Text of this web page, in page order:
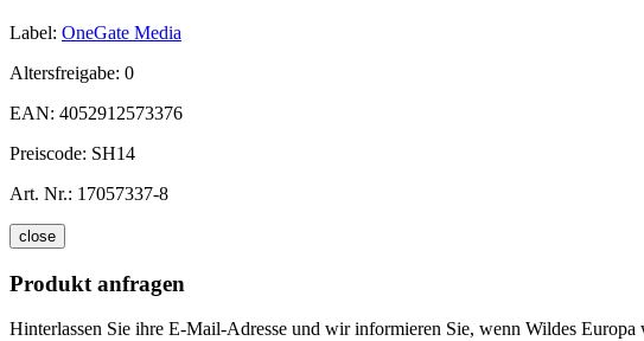
Label: OneGate Media
Altersfreigabe: 0
EAN: 4052912573376
Preiscode: SH14
Art. Nr.: 17057337-8
close
Produkt anfragen
Hinterlassen Sie ihre E-Mail-Adresse und wir informieren Sie, wenn Wildes Europa